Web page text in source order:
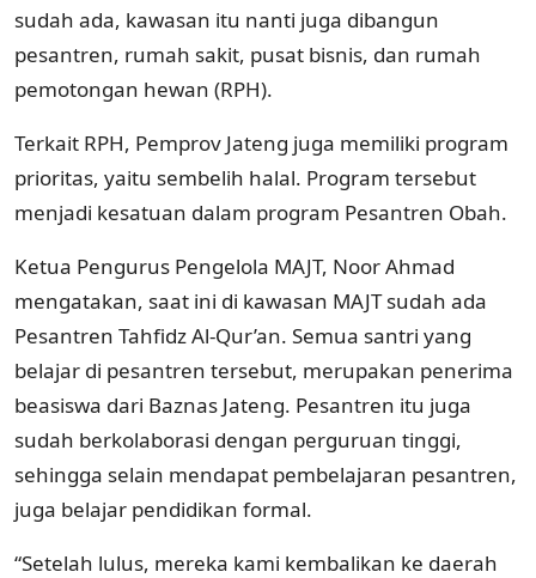
sudah ada, kawasan itu nanti juga dibangun
pesantren, rumah sakit, pusat bisnis, dan rumah
pemotongan hewan (RPH).
Terkait RPH, Pemprov Jateng juga memiliki program
prioritas, yaitu sembelih halal. Program tersebut
menjadi kesatuan dalam program Pesantren Obah.
Ketua Pengurus Pengelola MAJT, Noor Ahmad
mengatakan, saat ini di kawasan MAJT sudah ada
Pesantren Tahfidz Al-Qur’an. Semua santri yang
belajar di pesantren tersebut, merupakan penerima
beasiswa dari Baznas Jateng. Pesantren itu juga
sudah berkolaborasi dengan perguruan tinggi,
sehingga selain mendapat pembelajaran pesantren,
juga belajar pendidikan formal.
“Setelah lulus, mereka kami kembalikan ke daerah